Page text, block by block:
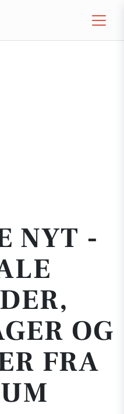
NYT -
OG
FRA